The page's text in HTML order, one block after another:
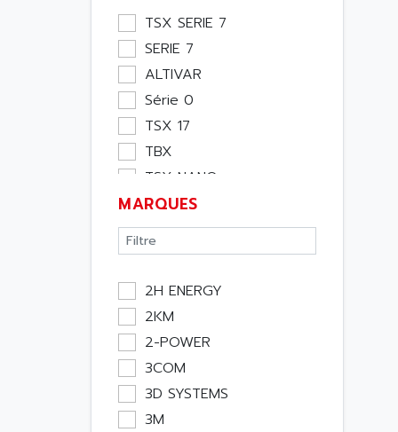
Module Métier
Moteur
Pupitre Opérateur
Rack
Etude
Software
Variateur
Actif
Consommable
Energie
Optoélectronique
Passif
Bureau
Emballage
Informatique
TSX SERIE 7
SERIE 7
ALTIVAR
Série 0
TSX 17
TBX
TSX NANO
TSX PREMIUM
ASI
APRIL 5000
XUD
TSX MICRO
MAGELIS
TCCX
CCX17
TELEFAST
MARQUES
2H ENERGY
2KM
2-POWER
3COM
3D SYSTEMS
3M